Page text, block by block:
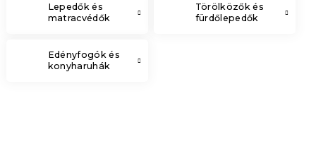
Lepedők és
matracvédők
Törölközők és
fürdőlepedők
Edényfogók és
konyharuhák